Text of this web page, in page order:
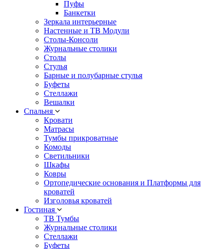
Пуфы
Банкетки
Зеркала интерьерные
Настенные и ТВ Модули
Столы-Консоли
Журнальные столики
Столы
Стулья
Барные и полубарные стулья
Буфеты
Стеллажи
Вешалки
Cпальня
Кровати
Матрасы
Тумбы прикроватные
Комоды
Светильники
Шкафы
Ковры
Ортопедические основания и Платформы для
кроватей
Изголовья кроватей
Гостиная
ТВ Тумбы
Журнальные столики
Стеллажи
Буфеты